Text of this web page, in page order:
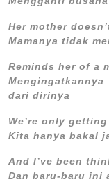
Her mother
Mamanya tidak
Reminds her of a
dari dirinya
We’re only
Kita hanya bakal
And I’ve been
Dan baru-baru ini